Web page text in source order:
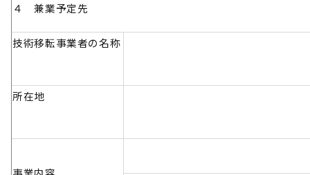
４ 兼業予定先
技術移転事業者の名称
所在地